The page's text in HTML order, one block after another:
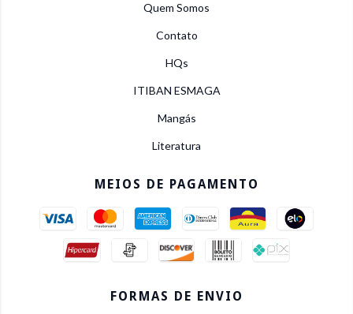
Quem Somos
Contato
HQs
ITIBAN ESMAGA
Mangás
Literatura
MEIOS DE PAGAMENTO
FORMAS DE ENVIO